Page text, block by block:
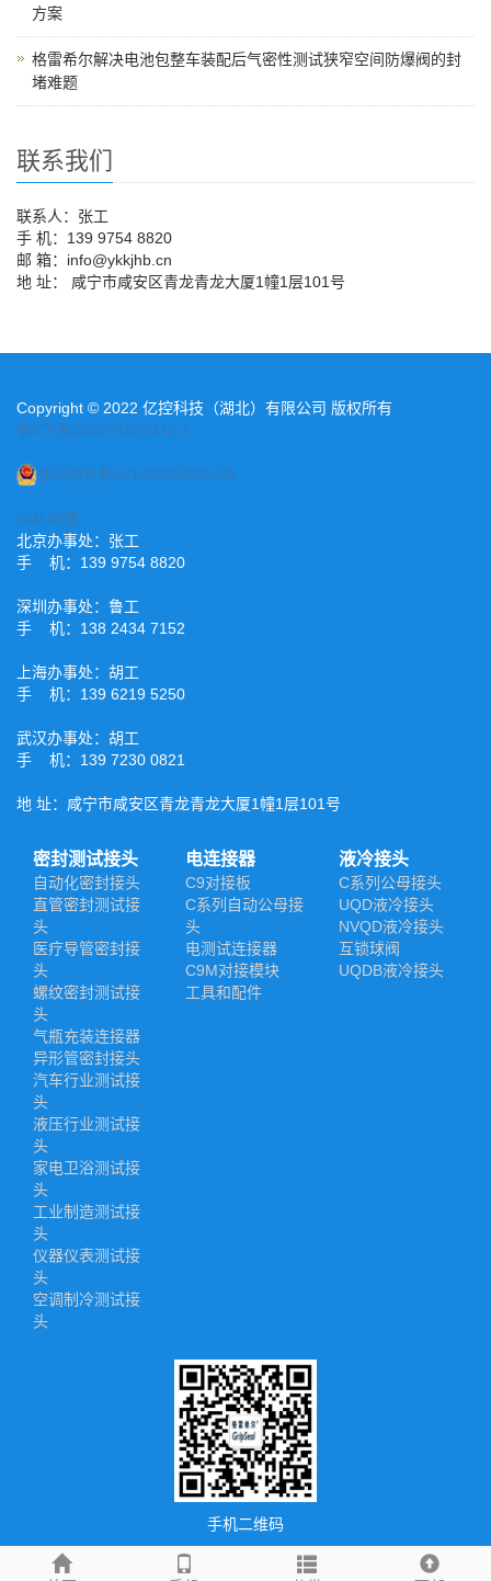
方案
格雷希尔解决电池包整车装配后气密性测试狭窄空间防爆阀的封
堵难题
联系我们
联系人：张工
手 机：139 9754 8820
邮 箱：info@ykkjhb.cn
地 址： 咸宁市咸安区青龙青龙大厦1幢1层101号
Copyright © 2022 亿控科技（湖北）有限公司 版权所有
鄂ICP备2022015221号-2
鄂公网安备42120202000485
XML地图
北京办事处：张工
手 机：139 9754 8820
深圳办事处：鲁工
手 机：138 2434 7152
上海办事处：胡工
手 机：139 6219 5250
武汉办事处：胡工
手 机：139 7230 0821
地 址：咸宁市咸安区青龙青龙大厦1幢1层101号
密封测试接头
自动化密封接头
直管密封测试接
头
医疗导管密封接
头
螺纹密封测试接
头
气瓶充装连接器
异形管密封接头
汽车行业测试接
头
液压行业测试接
头
家电卫浴测试接
头
工业制造测试接
头
仪器仪表测试接
头
空调制冷测试接
头
电连接器
C9对接板
C系列自动公母接
头
电测试连接器
C9M对接模块
工具和配件
液冷接头
C系列公母接头
UQD液冷接头
NVQD液冷接头
互锁球阀
UQDB液冷接头
手机二维码